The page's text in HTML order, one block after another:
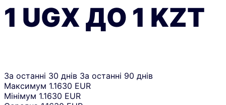
1 UGX ДО 1 KZT
За останні 30 днів За останні 90 днів
Максимум 1.1630 EUR
Мінімум 1.1630 EUR